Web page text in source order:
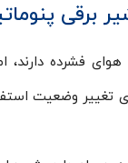
برقی
فشرده
وضعیت